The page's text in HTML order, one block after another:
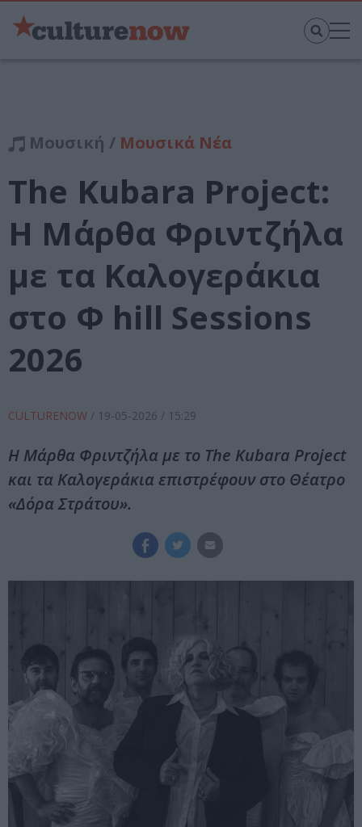
Μουσική / Μουσικά Νέα
The Kubara Project:
Η Μάρθα Φριντζήλα
με τα Καλογεράκια
στο Φ hill Sessions
2026
CULTURENOW / 19-05-2026 / 15:29
Η Μάρθα Φριντζήλα με το The Kubara Project
και τα Καλογεράκια επιστρέφουν στο Θέατρο
«Δόρα Στράτου».